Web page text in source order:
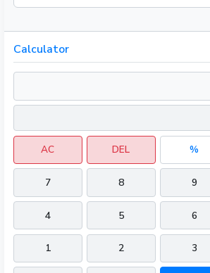
Calculator
AC DEL %
7 8 9
4 5 6
1 2 3